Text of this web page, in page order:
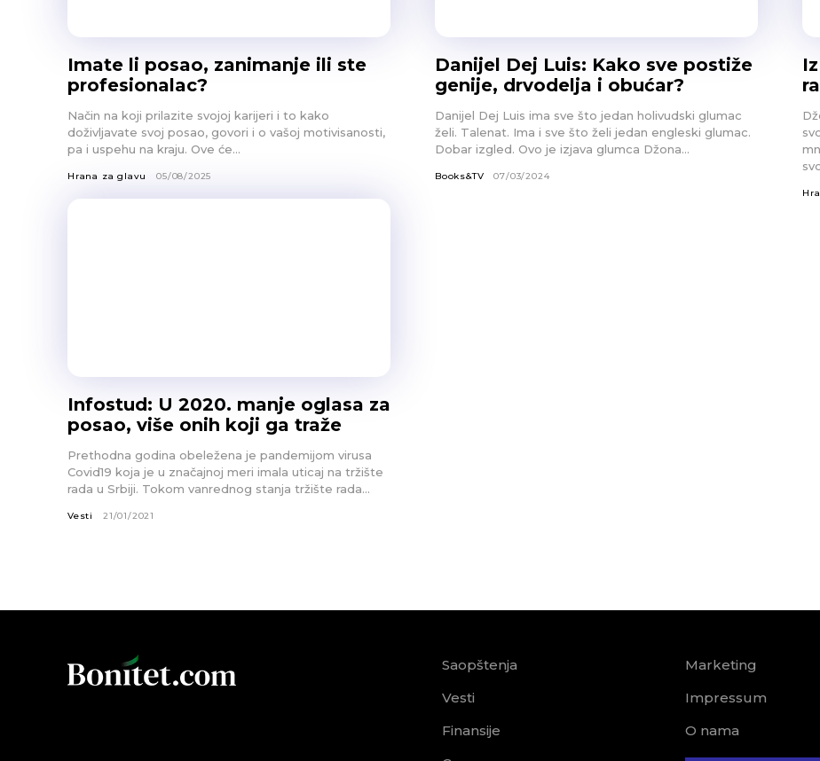
Imate li posao, zanimanje ili ste
profesionalac?
Način na koji prilazite svojoj karijeri i to kako
doživljavate svoj posao, govori i o vašoj motivisanosti,
pa i uspehu na kraju. Ove će...
Hrana za glavu 05/08/2025
Danijel Dej Luis: Kako sve postiže
genije, drvodelja i obućar?
Danijel Dej Luis ima sve što jedan holivudski glumac
želi. Talenat. Ima i sve što želi jedan engleski glumac.
Dobar izgled. Ovo je izjava glumca Džona...
Books&TV 07/03/2024
Infostud: U 2020. manje oglasa za
posao, više onih koji ga traže
Prethodna godina obeležena je pandemijom virusa
Covid19 koja je u značajnoj meri imala uticaj na tržište
rada u Srbiji. Tokom vanrednog stanja tržište rada...
Vesti 21/01/2021
Saopštenja
Vesti
Finansije
Marketing
Impressum
O nama